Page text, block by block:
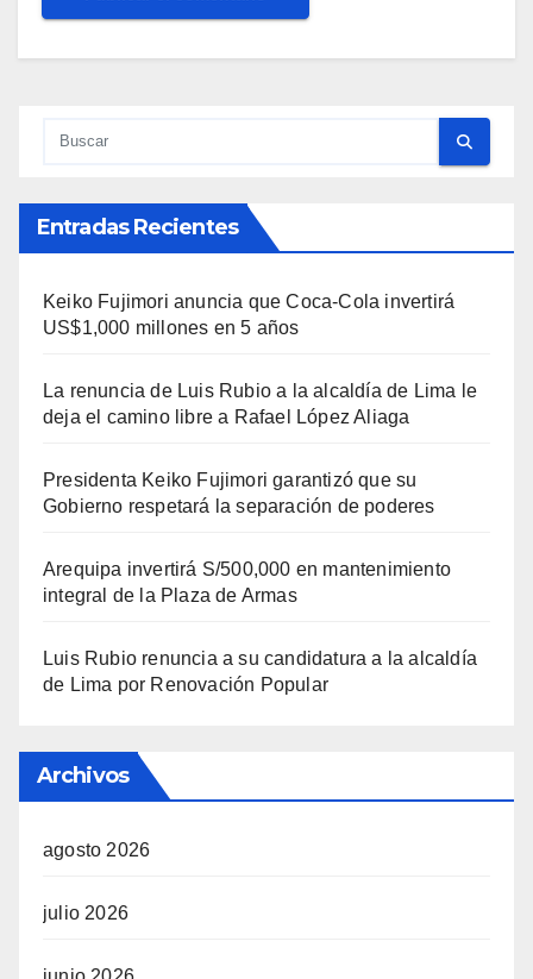
Entradas Recientes
Keiko Fujimori anuncia que Coca-Cola invertirá
US$1,000 millones en 5 años
La renuncia de Luis Rubio a la alcaldía de Lima le
deja el camino libre a Rafael López Aliaga
Presidenta Keiko Fujimori garantizó que su
Gobierno respetará la separación de poderes
Arequipa invertirá S/500,000 en mantenimiento
integral de la Plaza de Armas
Luis Rubio renuncia a su candidatura a la alcaldía
de Lima por Renovación Popular
Archivos
agosto 2026
julio 2026